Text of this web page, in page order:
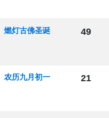
燃灯古佛圣诞 49
农历九月初一 21